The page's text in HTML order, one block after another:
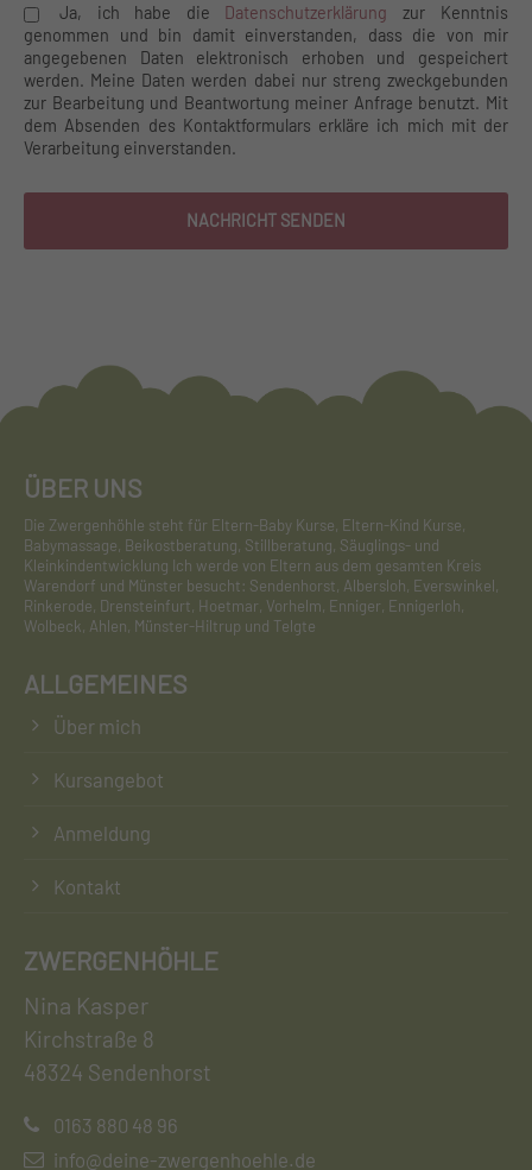
Ja, ich habe die Datenschutzerklärung zur Kenntnis
genommen und bin damit einverstanden, dass die von mir
angegebenen Daten elektronisch erhoben und gespeichert
werden. Meine Daten werden dabei nur streng zweckgebunden
zur Bearbeitung und Beantwortung meiner Anfrage benutzt. Mit
dem Absenden des Kontaktformulars erkläre ich mich mit der
Verarbeitung einverstanden.
NACHRICHT SENDEN
ÜBER UNS
Die Zwergenhöhle steht für Eltern-Baby Kurse, Eltern-Kind Kurse,
Babymassage, Beikostberatung, Stillberatung, Säuglings- und
Kleinkindentwicklung Ich werde von Eltern aus dem gesamten Kreis
Warendorf und Münster besucht: Sendenhorst, Albersloh, Everswinkel,
Rinkerode, Drensteinfurt, Hoetmar, Vorhelm, Enniger, Ennigerloh,
Wolbeck, Ahlen, Münster-Hiltrup und Telgte
ALLGEMEINES
Über mich
Kursangebot
Anmeldung
Kontakt
ZWERGENHÖHLE
Nina Kasper
Kirchstraße 8
48324 Sendenhorst
0163 880 48 96
info@deine-zwergenhoehle.de